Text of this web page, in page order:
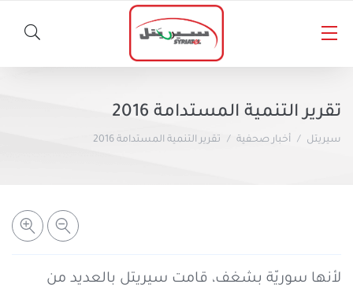
المسؤولية الاجتماعية
خطوط سيريتل
تقرير التنمية المستدامة 2016
سيريتل أخبار صحفية تقرير التنمية المستدامة 2016
لأنها سوريّة بشغف، قامت سيريتل بالعديد من